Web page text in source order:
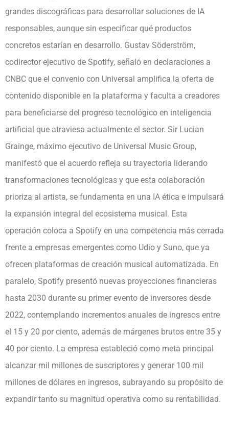
grandes discográficas para desarrollar soluciones de IA
responsables, aunque sin especificar qué productos
concretos estarían en desarrollo. Gustav Söderström,
codirector ejecutivo de Spotify, señaló en declaraciones a
CNBC que el convenio con Universal amplifica la oferta de
contenido disponible en la plataforma y faculta a creadores
para beneficiarse del progreso tecnológico en inteligencia
artificial que atraviesa actualmente el sector. Sir Lucian
Grainge, máximo ejecutivo de Universal Music Group,
manifestó que el acuerdo refleja su trayectoria liderando
transformaciones tecnológicas y que esta colaboración
prioriza al artista, se fundamenta en una IA ética e impulsará
la expansión integral del ecosistema musical. Esta
operación coloca a Spotify en una competencia más cerrada
frente a empresas emergentes como Udio y Suno, que ya
ofrecen plataformas de creación musical automatizada. En
paralelo, Spotify presentó nuevas proyecciones financieras
hasta 2030 durante su primer evento de inversores desde
2022, contemplando incrementos anuales de ingresos entre
el 15 y 20 por ciento, además de márgenes brutos entre 35 y
40 por ciento. La empresa estableció como meta principal
alcanzar mil millones de suscriptores y generar 100 mil
millones de dólares en ingresos, subrayando su propósito de
expandir tanto su magnitud operativa como su rentabilidad.